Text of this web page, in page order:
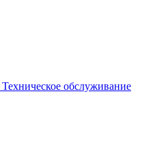
Техническое обслуживание